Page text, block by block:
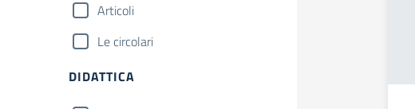
Articoli
Le circolari
DIDATTICA